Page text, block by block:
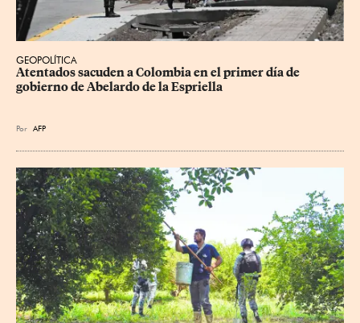
GEOPOLÍTICA
Atentados sacuden a Colombia en el primer día de
gobierno de Abelardo de la Espriella
Por AFP